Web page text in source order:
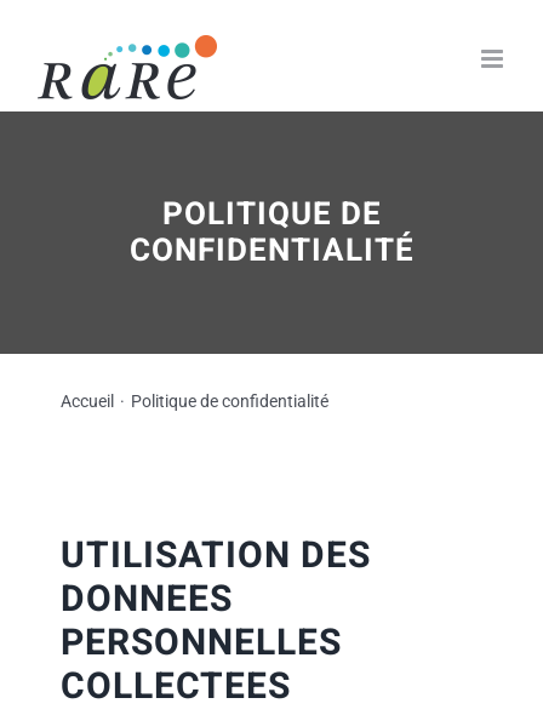
contenu
POLITIQUE DE
CONFIDENTIALITÉ
Accueil Politique de confidentialité
UTILISATION DES
DONNEES
PERSONNELLES
COLLECTEES